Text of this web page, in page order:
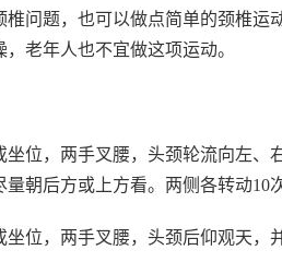
椎问题，也可以做点简单的颈椎
老年人也不宜做这项运动。
坐位，两手叉腰，头颈轮流向左
量朝后方或上方看。两侧各转动10
坐位，两手叉腰，头颈后仰观天